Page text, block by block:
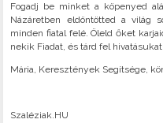
Fogadj be minket a köpenyed
Názáretben eldöntötted a világ
minden fiatal felé. Öleld őket
nekik Fiadat, és tárd fel
Mária, Keresztények Segítsége,
Szaléziak.HU